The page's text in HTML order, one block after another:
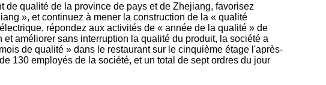
qualité de la province de pays et de Zhejiang, favorisez
», et continuez à mener la construction de la « qualité
répondez aux activités de « année de la qualité » de
améliorer sans interruption la qualité du produit, la société a
de qualité » dans le restaurant sur le cinquième étage l'après-
130 employés de la société, et un total de sept ordres du jour